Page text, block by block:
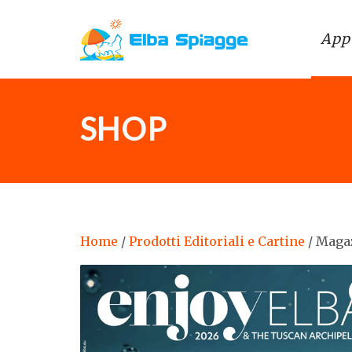
App
SHOP
Home / Prodotti Editoriali e Cartine /